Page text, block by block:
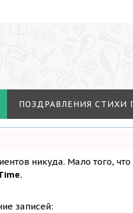
ПОЗДРАВЛЕНИЯ СТИХИ
никуда. Мало того,
записей: